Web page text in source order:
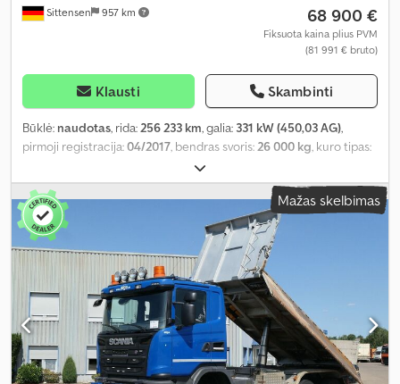
Sittensen 957 km 68 900 €
Fiksuota kaina plius PVM
(81 991 € bruto)
Klausti Skambinti
Būklė: naudotas, rida:256 233 km, galia: 331 kW (450,03 AG),
pirmoji registracija:04/2017, bendras svoris:26 000 kg, kuro tipas:
, ašių konfigūracija:
automatinis, emisijos klasė:Euro 6, krovinio erdvės tūris:12 m³,
krovinių skyriaus plotis:2 490 mm, krovimo vietos ilgis:4 980 mm,
krovos erdvės aukštis:
, bendras ilgis:8 100 mm
plotis:
, bendras aukštis:3 450 mm , Įranga:
navigacijos sistema, oro kondicionavimas, visų varančiųjų ratų
Mažas skelbimas